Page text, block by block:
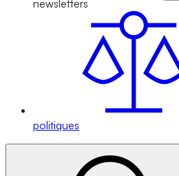
newsletters
politiques